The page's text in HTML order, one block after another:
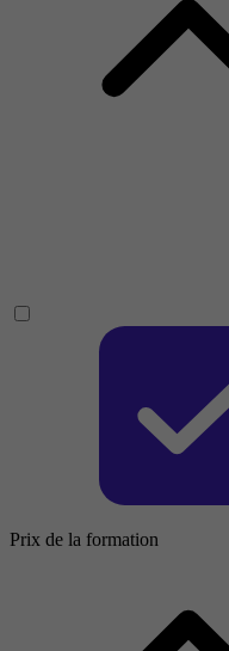
Prix de la formation